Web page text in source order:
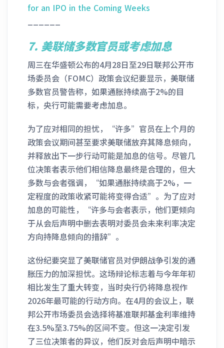
for an IPO in the Coming Weeks
7. 美联储多数官员或考虑加息
周三在华盛顿公布的4月28日至29日联邦公开市
场委员会（FOMC）政策会议纪要显示，美联储
多数官员警告称，如果通胀持续高于2%的目
标，央行可能需要考虑加息。
为了应对相同的担忧，“许多”官员在上个月的
政策会议期间甚至要求美联储放弃其降息倾向，
并释放出下一步行动可能是加息的信号。尽管几
位决策者表示他们相信降息最终是合理的，但大
多数与会者强调，“如果通胀持续高于2%，一
定程度的政策收紧可能将变得合适”。为了应对
加息的可能性，“许多与会者表示，他们更倾向
于从会后声明中删去表明对委员会未来利率决定
方向持降息倾向的措辞”。
这份纪要突显了美联储官员对伊朗战争引发的通
胀压力的加深担忧。这场辩论标志着与今年年初
相比发生了重大转变，当时央行仍将降息视作
2026年最可能的行动方向。在4月的会议上，联
邦公开市场委员会选择将基准联邦基金利率维持
在3.5%至3.75%的区间不变。但这一决定引发
了三位决策者的异议，他们反对会后声明中暗示